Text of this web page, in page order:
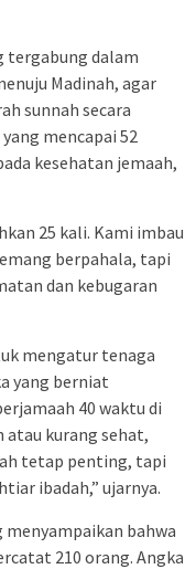
tergabung dalam
Madinah, agar
sunnah secara
mencapai 52
kesehatan jemaah,
25 kali. Kami imbau
berpahala, tapi
dan kebugaran
mengatur tenaga
yang berniat
40 waktu di
atau kurang sehat,
tetap penting, tapi
ibadah,” ujarnya.
bahwa
210 orang. Angka